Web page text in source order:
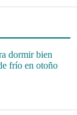
dormir bien
frío en otoño